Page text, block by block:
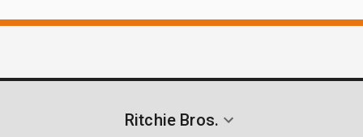
Ritchie Bros.